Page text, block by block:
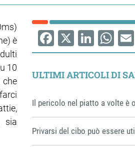
è
10
che
sia
Facebook
X
ULTIMI ARTICOLI DI
Il pericolo nel piatto a volte è
Privarsi del cibo può essere